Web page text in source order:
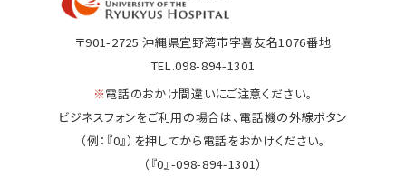
〒901-2725 沖縄県宜野湾市字喜友名1076番地
TEL.098-894-1301
※電話のおかけ間違いにご注意ください。
ビジネスフォンをご利用の場合は、電話機の外線ボタン
（例：『0』）を押してから電話をおかけください。
（『0』-098-894-1301）